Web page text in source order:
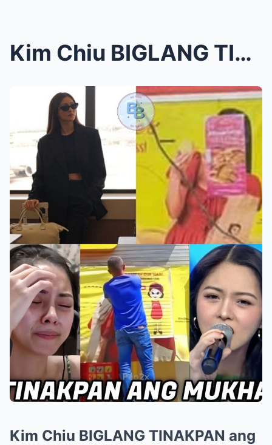
Kim Chiu BIGLANG TINAKPAN ang MUKHA ng SIKAT na BA...
Kim Chiu BIGLANG TINAKPAN ang